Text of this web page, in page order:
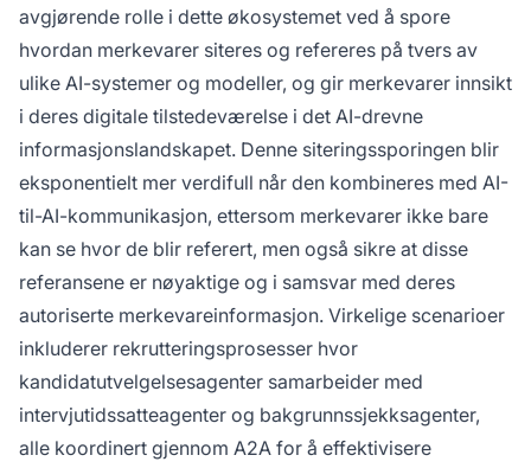
avgjørende rolle i dette økosystemet ved å spore
hvordan merkevarer siteres og refereres på tvers av
ulike AI-systemer og modeller, og gir merkevarer innsikt
i deres digitale tilstedeværelse i det AI-drevne
informasjonslandskapet. Denne siteringssporingen blir
eksponentielt mer verdifull når den kombineres med AI-
til-AI-kommunikasjon, ettersom merkevarer ikke bare
kan se hvor de blir referert, men også sikre at disse
referansene er nøyaktige og i samsvar med deres
autoriserte merkevareinformasjon. Virkelige scenarioer
inkluderer rekrutteringsprosesser hvor
kandidatutvelgelsesagenter samarbeider med
intervjutidssatteagenter og bakgrunnssjekksagenter,
alle koordinert gjennom A2A for å effektivisere